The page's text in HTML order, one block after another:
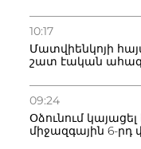
10:17
Մատվիենկոյի
շատ էական
09:24
Օձունում
միջազգային 6-